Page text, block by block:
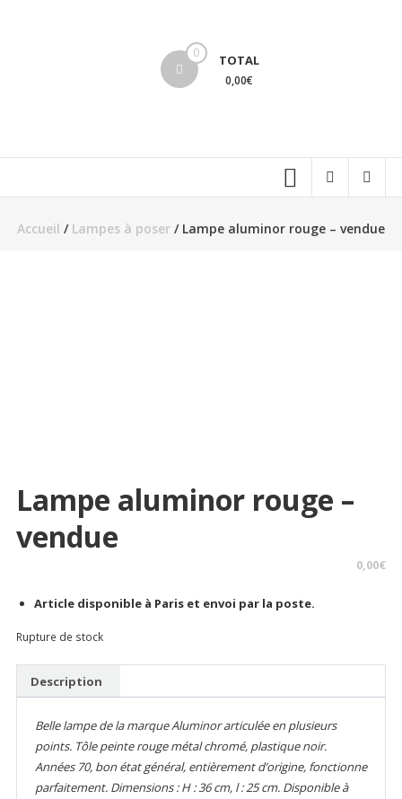
lucinevintage 0 TOTAL
0,00€
Accueil / Lampes à poser/ Lampe aluminor rouge – vendue
Lampe aluminor rouge –
vendue
0,00€
Article disponible à Paris et envoi par la poste.
Rupture de stock
Description
Belle lampe de la marque Aluminor articulée en plusieurs
points. Tôle peinte rouge métal chromé, plastique noir.
Années 70, bon état général, entièrement d’origine, fonctionne
parfaitement. Dimensions : H : 36 cm, l : 25 cm. Disponible à